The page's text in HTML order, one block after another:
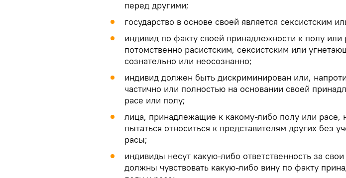
перед другими;
государство в основе своей является сексистским
индивид по факту своей принадлежности к полу или
потомственно расистским, сексистским или
сознательно или неосознанно;
индивид должен быть дискриминирован или,
частично или полностью на основании своей
расе или полу;
лица, принадлежащие к какому-либо полу или расе,
пытаться относиться к представителям других без
расы;
индивиды несут какую-либо ответственность за
должны чувствовать какую-либо вину по факту